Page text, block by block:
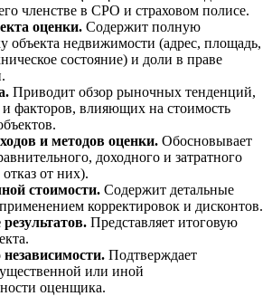
членстве в СРО и страховом полисе.
оценки. Содержит полную
объекта недвижимости (адрес, площадь,
состояние) и доли в праве
Приводит обзор рыночных тенденций,
факторов, влияющих на стоимость
и методов оценки. Обосновывает
доходного и затратного
от них).
стоимости. Содержит детальные
корректировок и дисконтов.
Представляет итоговую
Подтверждает
или иной
оценщика.